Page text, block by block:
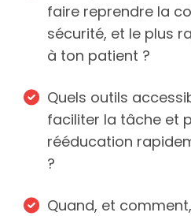
faire reprendre la
sécurité, et le plus
à ton patient ?
Quels outils
faciliter la tâche et
rééducation
?
Quand, et